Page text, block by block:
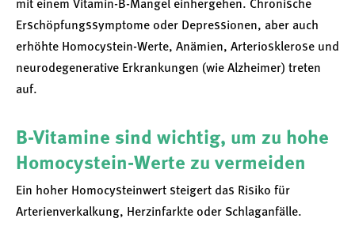
mit einem Vitamin-B-Mangel einhergehen. Chronische
Erschöpfungssymptome oder Depressionen, aber auch
erhöhte Homocystein-Werte, Anämien, Arteriosklerose und
neurodegenerative Erkrankungen (wie Alzheimer) treten
auf.
B-Vitamine sind wichtig, um zu hohe
Homocystein-Werte zu vermeiden
Ein hoher Homocysteinwert steigert das Risiko für
Arterienverkalkung, Herzinfarkte oder Schlaganfälle.